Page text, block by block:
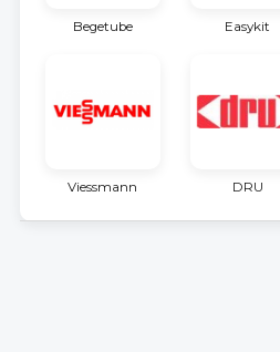
Begetube Easykit
Viessmann DRU